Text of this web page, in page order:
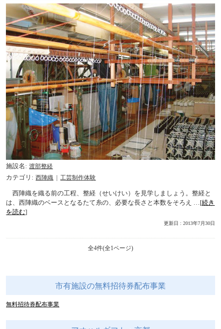
施設名
渡部整経
カテゴリ
西陣織 工芸制作体験
西陣織を織る前の工程、整経（せいけい）を見学しましょう。整経と
は、西陣織のベースとなるたて糸の、必要な長さと本数をそろえ …[続き
を読む]
更新日 : 2013年7月30日
全4件(全1ページ)
市有施設の無料招待券配布事業
無料招待券配布事業